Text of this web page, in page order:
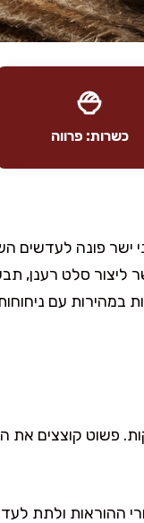
כשרות: פרווה
פונה לעדשים
תוך 10 דקות הכנה בלבד אפשר
עם
עצמו לוקח כ-20 דקות, אבל ההכנה המעשית
ההוראות ולתת